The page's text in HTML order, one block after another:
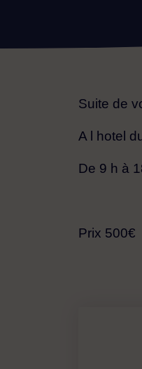
Suite de
A l hotel
De 9 h à
Prix 500€